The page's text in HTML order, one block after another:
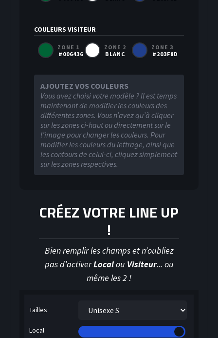
COULEURS VISITEUR
ZONE 1
#006436
ZONE 2
BLANC
ZONE 3
#203F8D
AJOUTEZ VOS COULEURS
Vous avez choisi votre modèle ? Il est temps
maintenant de modifier les couleurs des
différentes zones. Vous n’avez qu’à cliquer
sur les zones ci-haut ou directement sur le
l’image pour changer les couleurs. Pour
modifier les couleurs du lettrage, ainsi que
les contours de celui-ci, cliquez simplement
sur les zones respectives.
CRÉEZ VOTRE LINE UP
!
Bien remplir les champs et n’oubliez
pas d’activerLocalou Visiteur... ou
même les 2 !
Tailles
Local